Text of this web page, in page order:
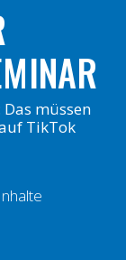
müssen
TikTok